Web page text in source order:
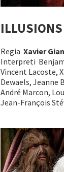
Regia Xavier
Interpreti
Vincent Lacoste,
Dewaels, Jeanne
André Marcon,
Jean-François